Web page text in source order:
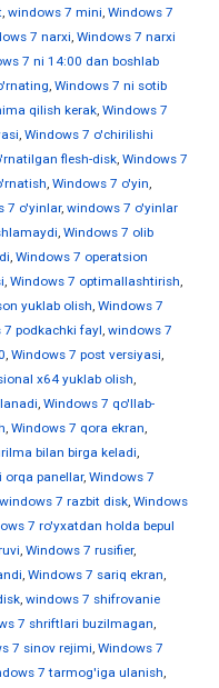
, windows 7 mini, Windows 7
7 narxi, Windows 7 narxi
7 ni 14:00 dan boshlab
, Windows 7 ni sotib
qilish kerak, Windows 7
, Windows 7 o'chirilishi
flesh-disk, Windows 7
, Windows 7 o'yin,
7 o'yinlar, windows 7 o'yinlar
, Windows 7 olib
, Windows 7 operatsion
, Windows 7 optimallashtirish,
yuklab olish, Windows 7
7 podkachki fayl, windows 7
, Windows 7 post versiyasi,
x64 yuklab olish,
, Windows 7 qo'llab-
, Windows 7 qora ekran,
bilan birga keladi,
orqa panellar, Windows 7
windows 7 razbit disk, Windows
7 ro'yxatdan holda bepul
, Windows 7 rusifier,
, Windows 7 sariq ekran,
, windows 7 shifrovanie
7 shriftlari buzilmagan,
7 sinov rejimi, Windows 7
7 tarmog'iga ulanish,